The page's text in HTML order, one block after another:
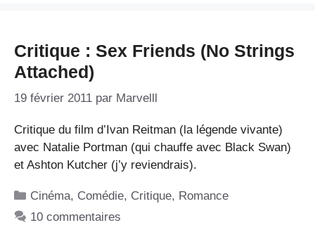
Critique : Sex Friends (No Strings
Attached)
19 février 2011 par Marvelll
Critique du film d’Ivan Reitman (la légende vivante)
avec Natalie Portman (qui chauffe avec Black Swan)
et Ashton Kutcher (j’y reviendrais).
Catégories
Cinéma, Comédie, Critique, Romance
10 commentaires